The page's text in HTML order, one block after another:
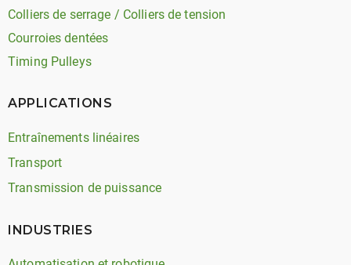
Colliers de serrage / Colliers de tension
Courroies dentées
Timing Pulleys
APPLICATIONS
Entraînements linéaires
Transport
Transmission de puissance
INDUSTRIES